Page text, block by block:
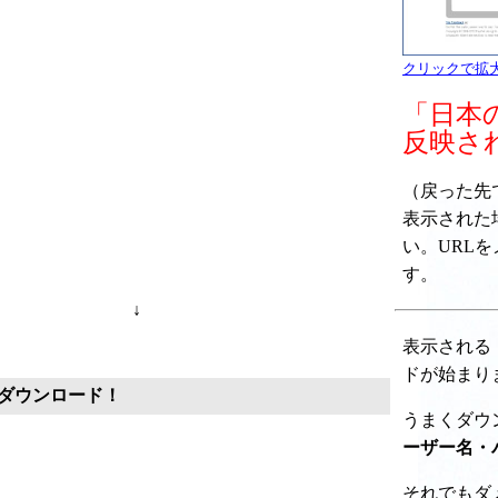
クリックで拡
「日
反映さ
（戻った
表示された
い。URLを
す。
↓
ウンロード！
表示される
ドが始ま
うまくダ
ーザー名・
それでもダ